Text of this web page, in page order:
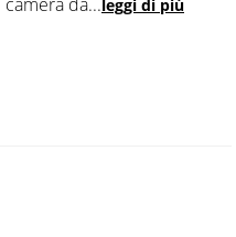
leggi di più